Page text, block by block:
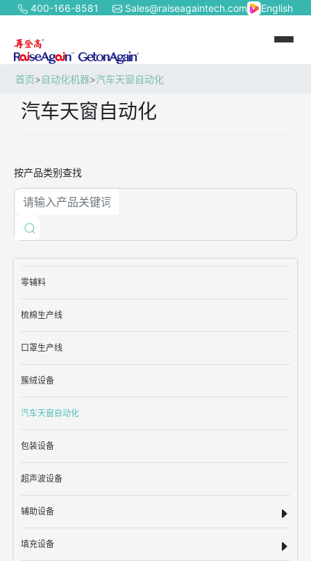
400-166-8581 Sales@raiseagaintech.com English
首页>自动化机器>汽车天窗自动化
按产品类别查找
零辅料
梳棉生产线
口罩生产线
簇绒设备
汽车天窗自动化
包装设备
超声波设备
辅助设备
填充设备
汽车天窗自动化